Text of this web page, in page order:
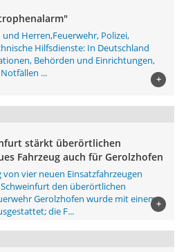
Herren,Feuerwehr, Polizei,
Hilfsdienste: In Deutschland
Behörden und Einrichtungen,
...
+
stärkt überörtlichen
Fahrzeug auch für Gerolzhofen
vier neuen Einsatzfahrzeugen
den überörtlichen
Gerolzhofen wurde mit einem
die F...
+